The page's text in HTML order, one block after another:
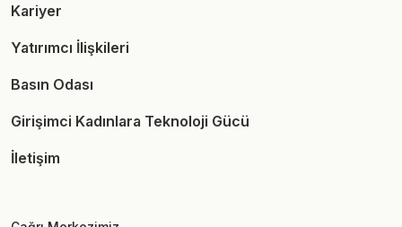
Kariyer
Yatırımcı İlişkileri
Basın Odası
Girişimci Kadınlara Teknoloji Gücü
İletişim